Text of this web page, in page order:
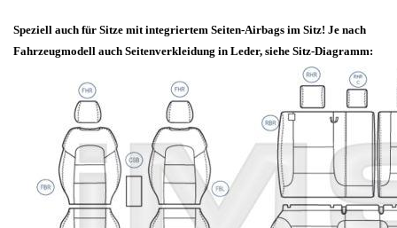
Speziell auch für Sitze mit integriertem Seiten-Airbags im Sitz! Je nach
Fahrzeugmodell auch Seitenverkleidung in Leder, siehe Sitz-Diagramm: